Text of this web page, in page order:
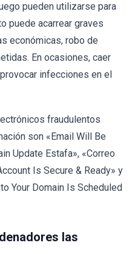
pueden utilizarse para
puede acarrear graves
económicas, robo de
En ocasiones, caer
infecciones en el
fraudulentos
son «Email Will Be
Update Estafa», «Correo
Is Secure & Ready» y
Your Domain Is Scheduled
las